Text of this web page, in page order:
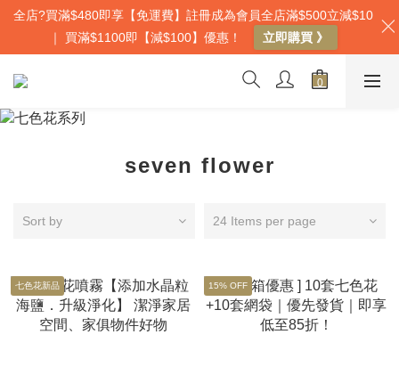
seven flower
Sort by 24 Items per page
七色花新品 15% OFF
全店?買滿$480即享【免運費】註冊成為會員全店滿$500立減$10
｜ 買滿$1100即【減$100】優惠！
立即購買 》